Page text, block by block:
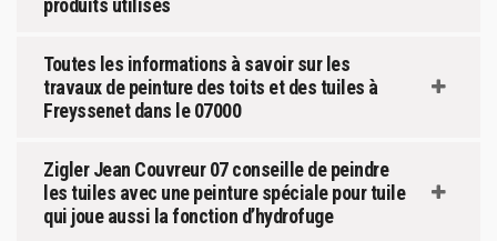
Toutes les informations à savoir sur les
travaux de peinture des toits et des tuiles à
Freyssenet dans le 07000
Zigler Jean Couvreur 07 conseille de peindre
les tuiles avec une peinture spéciale pour tuile
qui joue aussi la fonction d’hydrofuge